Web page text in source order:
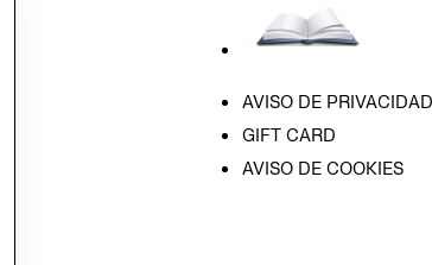
AVISO DE PRIVACIDAD
GIFT CARD
AVISO DE COOKIES